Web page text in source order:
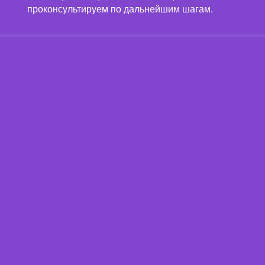
проконсультируем по дальнейшим шагам.